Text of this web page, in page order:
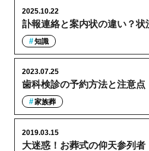
訃報連絡と案内状の違い？状
2025.10.22
知識
歯科検診の予約方法と注意点
2023.07.25
家族葬
大迷惑！お葬式の仰天参列者
2019.03.15